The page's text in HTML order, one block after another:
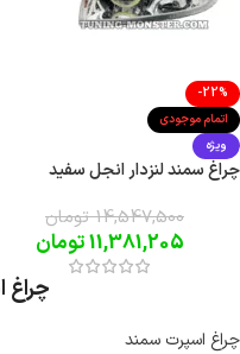
-22%
اتمام موجودی
ویژه
چراغ سمند لنزدار انجل سفید
14,547,500 تومان
11,381,205تومان
چراغ اسپرت سمند